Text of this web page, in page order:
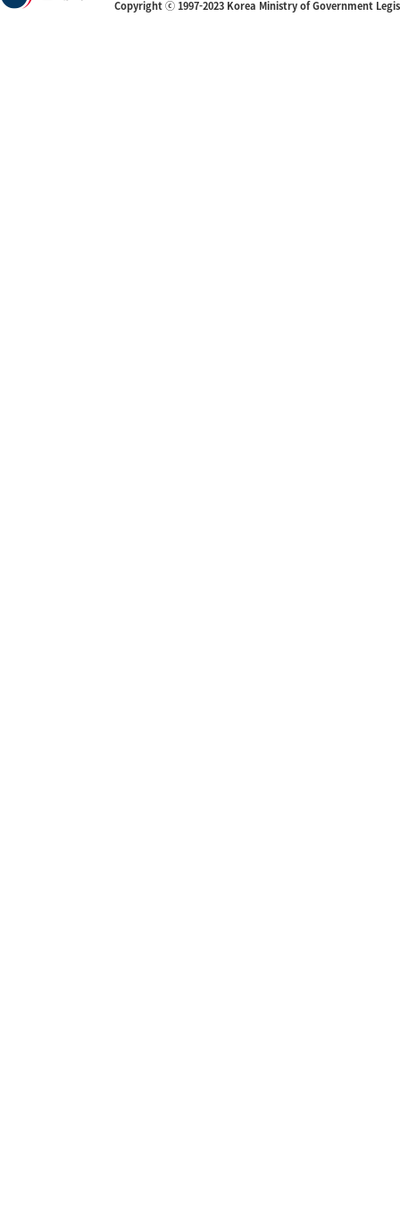
Copyright ⓒ 1997-2023 Korea Ministry of Government